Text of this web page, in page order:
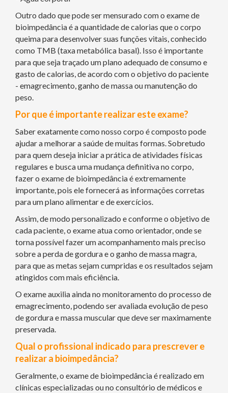
Outro dado que pode ser mensurado com o exame de
bioimpedância é a quantidade de calorias que o corpo
queima para desenvolver suas funções vitais, conhecido
como TMB (taxa metabólica basal). Isso é importante
para que seja traçado um plano adequado de consumo e
gasto de calorias, de acordo com o objetivo do paciente
- emagrecimento, ganho de massa ou manutenção do
peso.
Por que é importante realizar este exame?
Saber exatamente como nosso corpo é composto pode
ajudar a melhorar a saúde de muitas formas. Sobretudo
para quem deseja iniciar a prática de atividades físicas
regulares e busca uma mudança definitiva no corpo,
fazer o exame de bioimpedância é extremamente
importante, pois ele fornecerá as informações corretas
para um plano alimentar e de exercícios.
Assim, de modo personalizado e conforme o objetivo de
cada paciente, o exame atua como orientador, onde se
torna possível fazer um acompanhamento mais preciso
sobre a perda de gordura e o ganho de massa magra,
para que as metas sejam cumpridas e os resultados sejam
atingidos com mais eficiência.
O exame auxilia ainda no monitoramento do processo de
emagrecimento, podendo ser avaliada evolução de peso
de gordura e massa muscular que deve ser maximamente
preservada.
Qual o profissional indicado para prescrever e
realizar a bioimpedância?
Geralmente, o exame de bioimpedância é realizado em
clínicas especializadas ou no consultório de médicos e